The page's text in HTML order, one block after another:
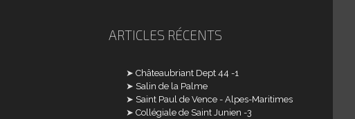
ARTICLES RÉCENTS
Châteaubriant Dept 44 -1
Salin de la Palme
Saint Paul de Vence - Alpes-Maritimes
Collégiale de Saint Junien -3